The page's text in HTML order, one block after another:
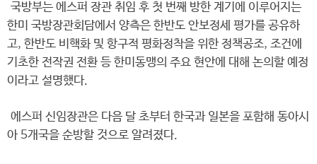
국방부는 에스퍼 장관 취임 후 첫 번째 방한 계기에 이루어지는
한미 국방장관회담에서 양측은 한반도 안보정세 평가를 공유하
고, 한반도 비핵화 및 항구적 평화정착을 위한 정책공조, 조건에
기초한 전작권 전환 등 한미동맹의 주요 현안에 대해 논의할 예정
이라고 설명했다.
에스퍼 신임장관은 다음 달 초부터 한국과 일본을 포함해 동아시
아 5개국을 순방할 것으로 알려졌다.